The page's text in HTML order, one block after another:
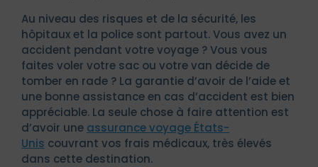
Au niveau des risques et de la sécurité, les
hôpitaux et la police sont partout. Vous avez un
accident pendant votre voyage ? Vous vous
faites voler votre sac ou votre van décide de
tomber en rade ? La garantie d’avoir de l’aide et
une bonne assistance en cas d’accident est bien
appréciable. La seule chose à faire attention est
d’avoir une assurance voyage États-
Unis couvrant vos frais médicaux, très élevés
dans cette destination.